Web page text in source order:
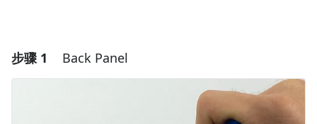
步骤 1 Back Panel